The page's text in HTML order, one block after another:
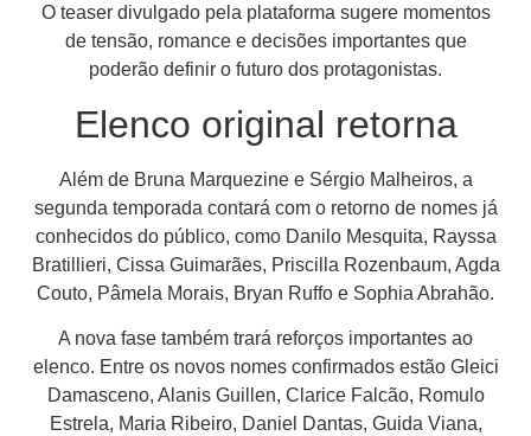
O teaser divulgado pela plataforma sugere momentos
de tensão, romance e decisões importantes que
poderão definir o futuro dos protagonistas.
Elenco original retorna
Além de Bruna Marquezine e Sérgio Malheiros, a
segunda temporada contará com o retorno de nomes já
conhecidos do público, como Danilo Mesquita, Rayssa
Bratillieri, Cissa Guimarães, Priscilla Rozenbaum, Agda
Couto, Pâmela Morais, Bryan Ruffo e Sophia Abrahão.
A nova fase também trará reforços importantes ao
elenco. Entre os novos nomes confirmados estão Gleici
Damasceno, Alanis Guillen, Clarice Falcão, Romulo
Estrela, Maria Ribeiro, Daniel Dantas, Guida Viana,